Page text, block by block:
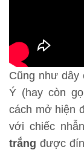
Cũng như dây
Ý (hay còn
cách mở hiện
với chiếc
trắng được